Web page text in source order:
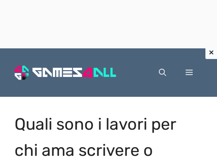
Menu
Quali sono i lavori per
chi ama scrivere o